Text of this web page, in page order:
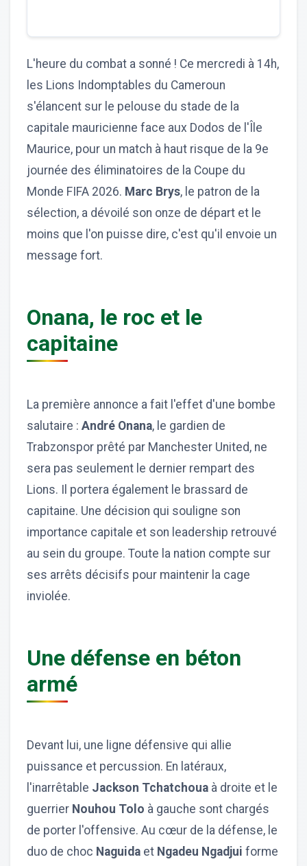
L'heure du combat a sonné ! Ce mercredi à 14h,
les Lions Indomptables du Cameroun
s'élancent sur le pelouse du stade de la
capitale mauricienne face aux Dodos de l'Île
Maurice, pour un match à haut risque de la 9e
journée des éliminatoires de la Coupe du
Monde FIFA 2026. Marc Brys, le patron de la
sélection, a dévoilé son onze de départ et le
moins que l'on puisse dire, c'est qu'il envoie un
message fort.
Onana, le roc et le
capitaine
La première annonce a fait l'effet d'une bombe
salutaire : André Onana, le gardien de
Trabzonspor prêté par Manchester United, ne
sera pas seulement le dernier rempart des
Lions. Il portera également le brassard de
capitaine. Une décision qui souligne son
importance capitale et son leadership retrouvé
au sein du groupe. Toute la nation compte sur
ses arrêts décisifs pour maintenir la cage
inviolée.
Une défense en béton
armé
Devant lui, une ligne défensive qui allie
puissance et percussion. En latéraux,
l'inarrêtable Jackson Tchatchoua à droite et le
guerrier Nouhou Tolo à gauche sont chargés
de porter l'offensive. Au cœur de la défense, le
duo de choc Naguida et Ngadeu Ngadjui forme